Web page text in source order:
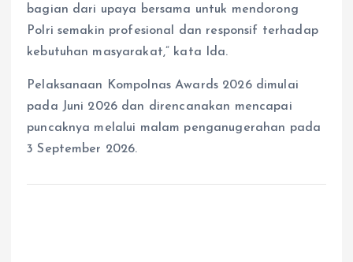
bagian dari upaya bersama untuk mendorong
Polri semakin profesional dan responsif terhadap
kebutuhan masyarakat,” kata Ida.
Pelaksanaan Kompolnas Awards 2026 dimulai
pada Juni 2026 dan direncanakan mencapai
puncaknya melalui malam penganugerahan pada
3 September 2026.